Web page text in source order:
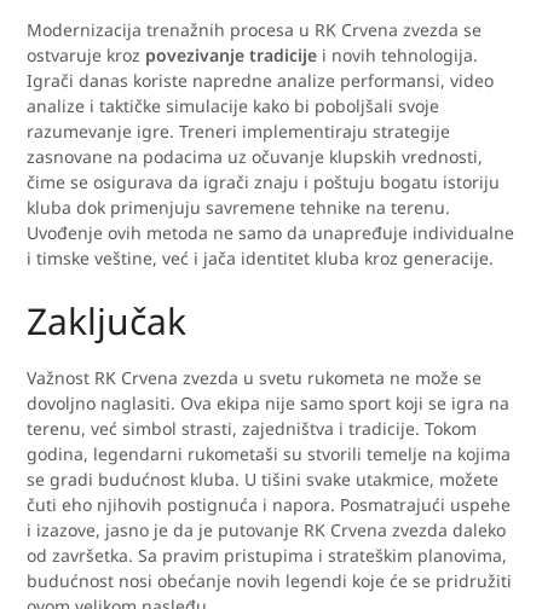
Modernizacija trenažnih procesa u RK Crvena zvezda se
ostvaruje kroz povezivanje tradicije i novih tehnologija.
Igrači danas koriste napredne analize performansi, video
analize i taktičke simulacije kako bi poboljšali svoje
razumevanje igre. Treneri implementiraju strategije
zasnovane na podacima uz očuvanje klupskih vrednosti,
čime se osigurava da igrači znaju i poštuju bogatu istoriju
kluba dok primenjuju savremene tehnike na terenu.
Uvođenje ovih metoda ne samo da unapređuje individualne
i timske veštine, već i jača identitet kluba kroz generacije.
Zaključak
Važnost RK Crvena zvezda u svetu rukometa ne može se
dovoljno naglasiti. Ova ekipa nije samo sport koji se igra na
terenu, već simbol strasti, zajedništva i tradicije. Tokom
godina, legendarni rukometaši su stvorili temelje na kojima
se gradi budućnost kluba. U tišini svake utakmice, možete
čuti eho njihovih postignuća i napora. Posmatrajući uspehe
i izazove, jasno je da je putovanje RK Crvena zvezda daleko
od završetka. Sa pravim pristupima i strateškim planovima,
budućnost nosi obećanje novih legendi koje će se pridružiti